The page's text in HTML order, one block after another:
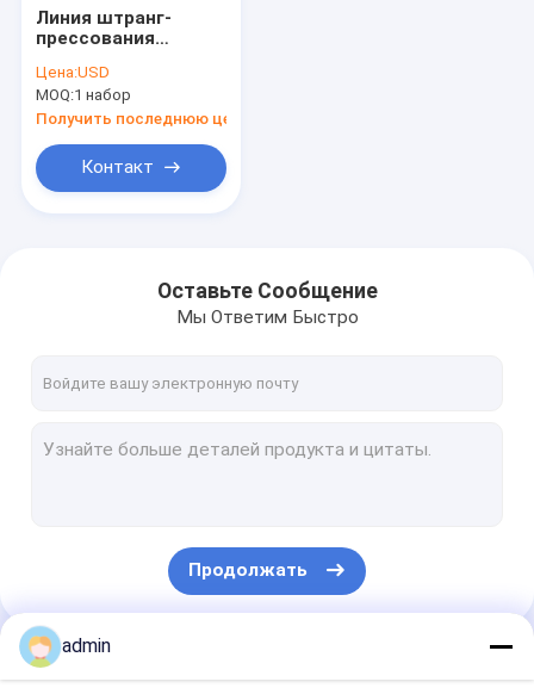
Линия штранг-
прессования
слоя на ремень
800mm сумки сетки
Цена:USD
MOQ:1 набор
Получить последнюю цену
Контакт
Оставьте Сообщение
Мы Ответим Быстро
Продолжать
Наши Категории
admin